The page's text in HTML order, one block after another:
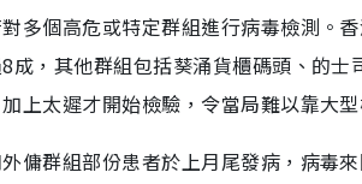
多個高危或特定群組進行病毒檢測。
成，其他群組包括葵涌貨櫃碼頭、的
上太遲才開始檢驗，令當局難以靠大
傭群組部份患者於上月尾發病，病毒